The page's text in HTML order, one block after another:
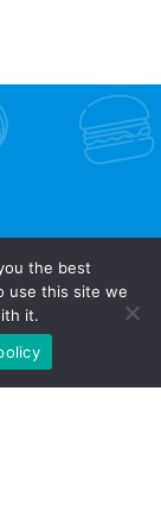
Tilaa
the best
use this site we
it.